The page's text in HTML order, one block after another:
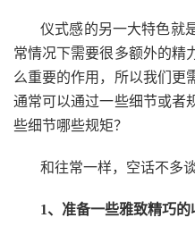
仪式感的另一大特色就
常情况下需要很多额外的精
么重要的作用，所以我们更
通常可以通过一些细节或者
些细节哪些规矩？
和往常一样，空话不多
1、准备一些雅致精巧的